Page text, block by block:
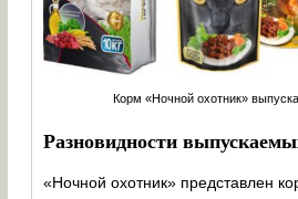
Корм «Ночной охотник»
Разновидности
«Ночной охотник» представлен